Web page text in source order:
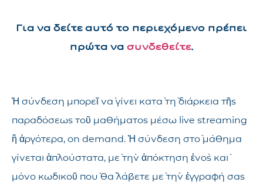
Για να δείτε αυτό το περιεχόμενο πρέπει
πρώτα να συνδεθείτε.
Ἡ σύνδεση μπορεῖ νὰ γίνει κατὰ τὴ διάρκεια τῆς
παραδόσεως τοῦ μαθήματος μέσω live streaming
ἢ ἀργότερα, on demand. Ἡ σύνδεση στὸ μάθημα
γίνεται ἁπλούστατα, μὲ τὴν ἀπόκτηση ἑνὸς καὶ
μόνο κωδικοῦ ποὺ θὰ λάβετε μὲ τὴν ἐγγραφή σας